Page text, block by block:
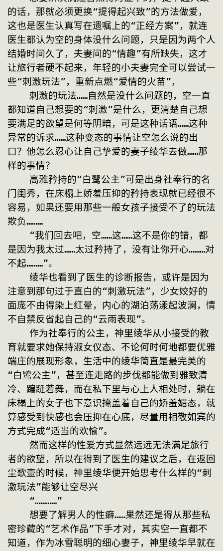
的话，那就必须更换“提得起兴致”的方法做爱，
这也是医生认真写在遗嘱上的“正经方案”，就连
医生都认为空的身体没什么问题，只是因为两个人
结婚时间久了，夫妻间的“情趣”有所缺失，这才
让旅行者硬不起来，年轻的小夫妻完全可以尝试一
些“刺激玩法”，重新点燃“爱情的火苗”，
都知道自己想要的“刺激”是什么，更清楚自己想
要满足的欲望是何等阴暗，可是这种话语……这种
异常的诉求……这种变态的事情让空怎么说的出
口？他怎么忍心让自己挚爱的妻子绫华去做……那
样的事情？
门闺秀，在床榻上娇羞压抑的矜持表现就已经很不
容易，如果还要用那些一般女孩子接受不了的玩法
欺负………
是因为我太过……太过矜持了，没有让你开心………对
不起………”。
注意到那句过于直白的“刺激玩法”，少女姣好的
面庞不由得染上红晕，内心的湖泊荡漾起波澜，情
不自禁反省起自己的“云雨表现”。
育就要求她保持淑女仪态、不论何时何地都要优雅
端庄的展现形象，生活中的绫华简直是最完美的
“白鹭公主”，甚至连走路的步伐都能做到雅致清
冷、蹁跹若舞，而在私下里与心上人相处时，躺在
床榻上的女子也下意识掩盖着自己的娇羞媚态，就
算感受到快感也会压抑在心底，尽量用相敬如宾的
方式完成“适当的欢愉”。
者的欲望，所以在得到了医生的建议之后，在返回
尘歌壶的时候，神里绫华便开始思考什么样的“刺
激玩法”能够让空尽兴
    “…………”
密珍藏的“艺术作品”下手才对，其实空一直都不
知道，作为冰雪聪明的细心妻子，神里绫华早就在